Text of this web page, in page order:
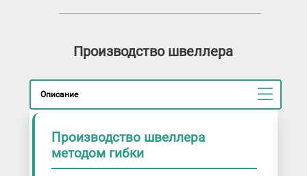
Производство швеллера
Описание
Производство швеллера
методом гибки